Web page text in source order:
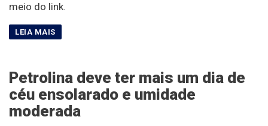
meio do link.
Petrolina deve ter mais um dia de
céu ensolarado e umidade
moderada